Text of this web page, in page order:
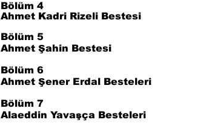
Bölüm 4
Ahmet Kadri Rizeli Bestesi
Bölüm 5
Ahmet Şahin Bestesi
Bölüm 6
Ahmet Şener Erdal Besteleri
Bölüm 7
Alaeddin Yavaşça Besteleri